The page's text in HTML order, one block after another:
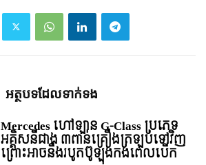
អត្ថបទ​ដែល​ទាក់ទង
Mercedes ហៅឡាន G-Class ប្រភេទ
អគ្គិសនីជាង ៣ពាន់គ្រឿងត្រឡប់ទៅវិញ
ព្រោះអាចនឹងរបូតប៊ូឡុងកង់ពេលបើក